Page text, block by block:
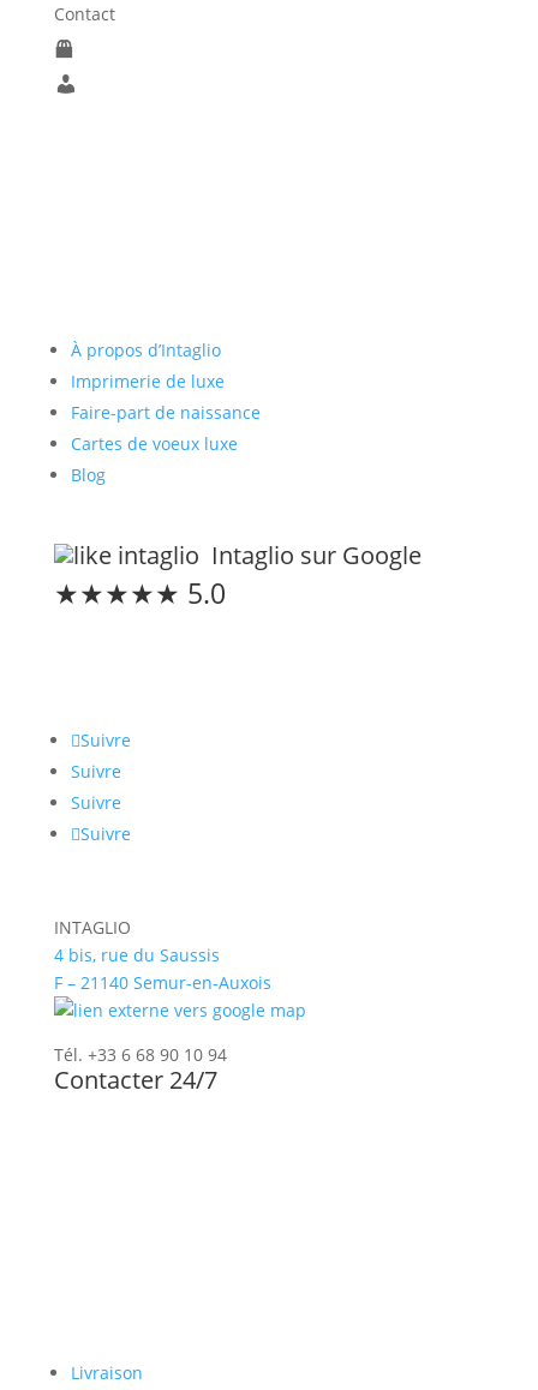
Contact
À propos d’Intaglio
Imprimerie de luxe
Faire-part de naissance
Cartes de voeux luxe
Blog
Intaglio sur Google
★★★★★ 5.0
Suivre
Suivre
Suivre
Suivre
INTAGLIO
4 bis, rue du Saussis
F – 21140 Semur-en-Auxois
Tél. +33 6 68 90 10 94
Contacter 24/7
Livraison